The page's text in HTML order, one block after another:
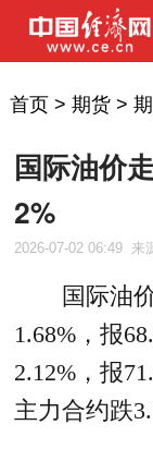
首页> 期货>
国际油价
2%
2026-07-02 06:49 来
国际油
1.68%，报
2.12%，报
主力合约跌